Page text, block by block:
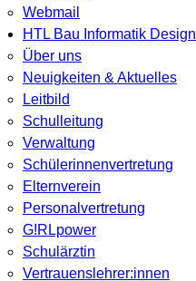
Webmail
HTL Bau Informatik Design
Über uns
Neuigkeiten & Aktuelles
Leitbild
Schulleitung
Verwaltung
Schülerinnenvertretung
Elternverein
Personalvertretung
G!RLpower
Schulärztin
Vertrauenslehrer:innen